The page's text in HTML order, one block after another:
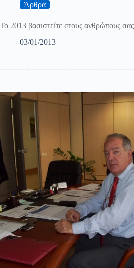
Άρθρα
To 2013 βασιστείτε στους ανθρώπους σας
03/01/2013